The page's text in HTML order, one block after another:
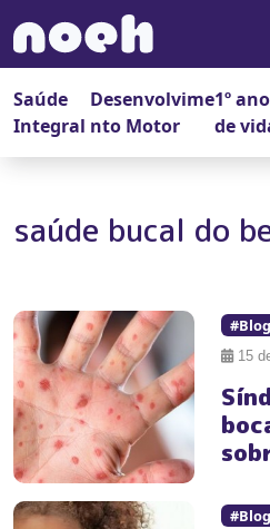
Saúde
Integral
Desenvolvime
nto Motor
1º ano
de
saúde bucal do
#Blog
15
#Blog